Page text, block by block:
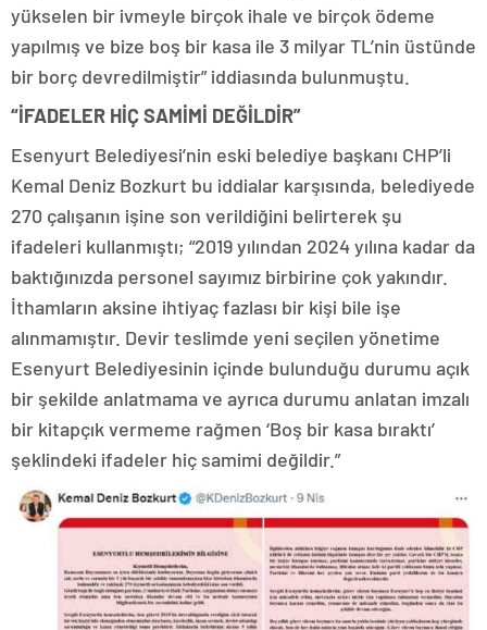
yükselen bir ivmeyle birçok ihale ve birçok ödeme
yapılmış ve bize boş bir kasa ile 3 milyar TL’nin üstünde
bir borç devredilmiştir” iddiasında bulunmuştu.
“İFADELER HİÇ SAMİMİ DEĞİLDİR”
Esenyurt Belediyesi’nin eski belediye başkanı CHP’li
Kemal Deniz Bozkurt bu iddialar karşısında, belediyede
270 çalışanın işine son verildiğini belirterek şu
ifadeleri kullanmıştı; “2019 yılından 2024 yılına kadar da
baktığınızda personel sayımız birbirine çok yakındır.
İthamların aksine ihtiyaç fazlası bir kişi bile işe
alınmamıştır. Devir teslimde yeni seçilen yönetime
Esenyurt Belediyesinin içinde bulunduğu durumu açık
bir şekilde anlatmama ve ayrıca durumu anlatan imzalı
bir kitapçık vermeme rağmen ‘Boş bir kasa bıraktı’
şeklindeki ifadeler hiç samimi değildir.”